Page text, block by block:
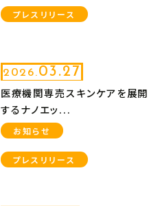
プレスリリース
2026.03.27
医療機関専売スキンケアを展開
するナノエッ...
お知らせ
プレスリリース